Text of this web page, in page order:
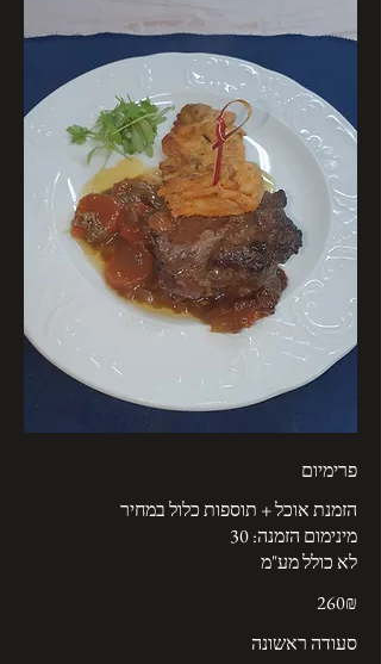
פרימיום
לא כולל מע"מ
‏260 ‏₪
סעודה ראשונה